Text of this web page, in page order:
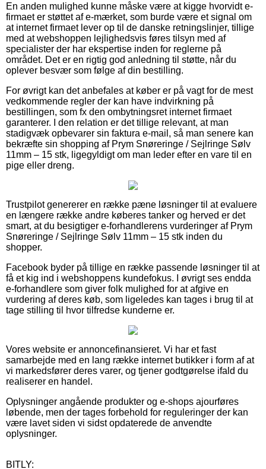
En anden mulighed kunne måske være at kigge hvorvidt e-
firmaet er støttet af e-mærket, som burde være et signal om
at internet firmaet lever op til de danske retningslinjer, tillige
med at webshoppen lejlighedsvis føres tilsyn med af
specialister der har ekspertise inden for reglerne på
området. Det er en rigtig god anledning til støtte, når du
oplever besvær som følge af din bestilling.
For øvrigt kan det anbefales at køber er på vagt for de mest
vedkommende regler der kan have indvirkning på
bestillingen, som fx den ombytningsret internet firmaet
garanterer. I den relation er det tillige relevant, at man
stadigvæk opbevarer sin faktura e-mail, så man senere kan
bekræfte sin shopping af Prym Snøreringe / Sejlringe Sølv
11mm – 15 stk, ligegyldigt om man leder efter en vare til en
pige eller dreng.
Trustpilot genererer en række pæne løsninger til at evaluere
en længere række andre køberes tanker og herved er det
smart, at du besigtiger e-forhandlerens vurderinger af Prym
Snøreringe / Sejlringe Sølv 11mm – 15 stk inden du
shopper.
Facebook byder på tillige en række passende løsninger til at
få et kig ind i webshoppens kundefokus. I øvrigt ses endda
e-forhandlere som giver folk mulighed for at afgive en
vurdering af deres køb, som ligeledes kan tages i brug til at
tage stilling til hvor tilfredse kunderne er.
Vores website er annoncefinansieret. Vi har et fast
samarbejde med en lang række internet butikker i form af at
vi markedsfører deres varer, og tjener godtgørelse ifald du
realiserer en handel.
Oplysninger angående produkter og e-shops ajourføres
løbende, men der tages forbehold for reguleringer der kan
være lavet siden vi sidst opdaterede de anvendte
oplysninger.
BITLY: